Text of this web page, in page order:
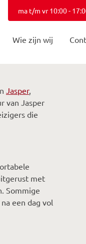
ma t/m vr 10:00 -
Wie zijn wij
Jasper,
van Jasper
die
met
Sommige
een dag vol